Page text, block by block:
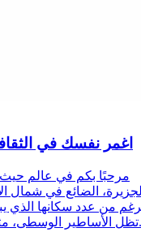
اغمر نفسك في
مرحبًا بكم في عالم حيث
الضائع في شمال
الأساطير الوسطى،